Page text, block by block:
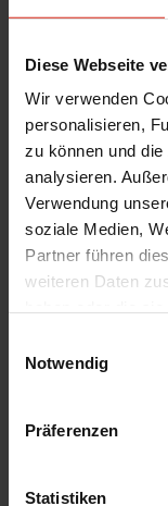
Diese Webseite
Wir verwenden
personalisieren,
zu können und
analysieren.
Verwendung
soziale Medien,
Partner führen
weiteren Daten
Notwendig
Präferenzen
Statistiken
Herstellercode
Montagematerial
Menge
Automarkenname
Automodell Name
Universal
Geeignet Für